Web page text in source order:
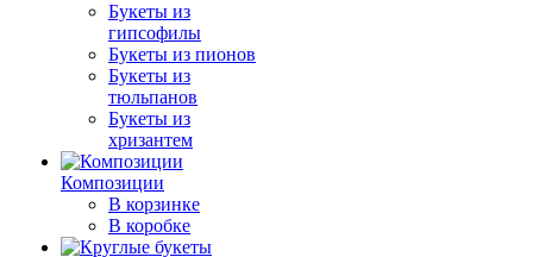
Букеты из
гипсофилы
Букеты из пионов
Букеты из
тюльпанов
Букеты из
хризантем
Композиции
В корзинке
В коробке